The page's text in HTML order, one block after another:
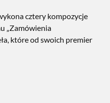
cztery kompozycje
„Zamówienia
które od swoich premier